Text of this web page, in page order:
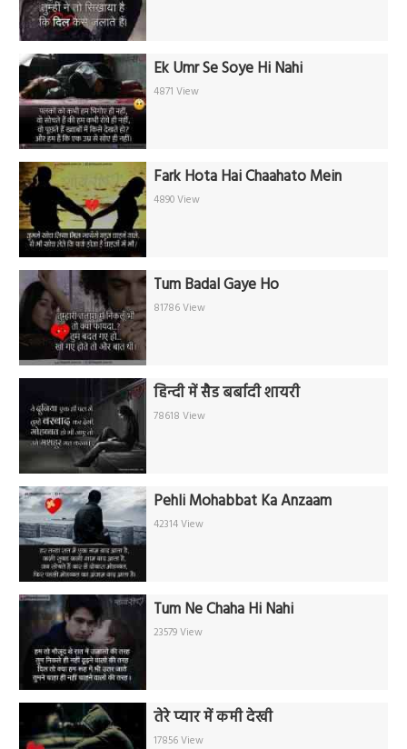
Ek Umr Se Soye Hi Nahi
4871 View
Fark Hota Hai Chaahato Mein
4890 View
Tum Badal Gaye Ho
81786 View
हिन्दी में सैड बर्बादी शायरी
78618 View
Pehli Mohabbat Ka Anzaam
42314 View
Tum Ne Chaha Hi Nahi
23579 View
तेरे प्यार में कमी देखी
17856 View